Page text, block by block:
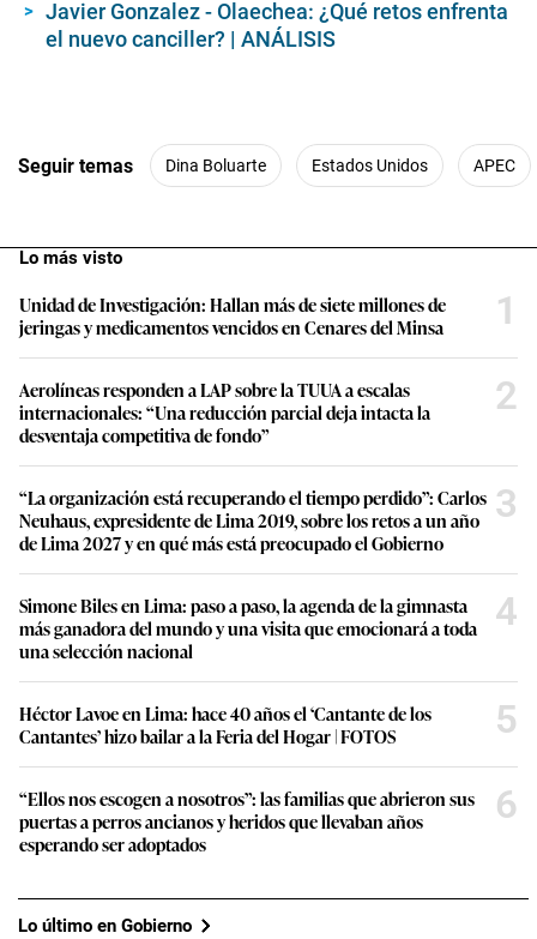
Javier Gonzalez - Olaechea: ¿Qué retos enfrenta
el nuevo canciller? | ANÁLISIS
Seguir temas Dina Boluarte Estados Unidos APEC
Lo más visto
Unidad de Investigación: Hallan más de siete millones de
jeringas y medicamentos vencidos en Cenares del Minsa
1
Aerolíneas responden a LAP sobre la TUUA a escalas
internacionales: “Una reducción parcial deja intacta la
desventaja competitiva de fondo”
2
“La organización está recuperando el tiempo perdido”: Carlos
Neuhaus, expresidente de Lima 2019, sobre los retos a un año
de Lima 2027 y en qué más está preocupado el Gobierno
3
Simone Biles en Lima: paso a paso, la agenda de la gimnasta
más ganadora del mundo y una visita que emocionará a toda
una selección nacional
4
Héctor Lavoe en Lima: hace 40 años el ‘Cantante de los
Cantantes’ hizo bailar a la Feria del Hogar | FOTOS
5
“Ellos nos escogen a nosotros”: las familias que abrieron sus
puertas a perros ancianos y heridos que llevaban años
esperando ser adoptados
6
Lo último en Gobierno